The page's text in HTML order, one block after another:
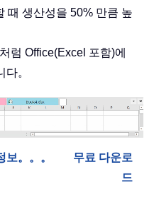
때 생산성을 50% 만큼 높
럼 Office(Excel 포함)에
。
。。。
무료 다운로
드